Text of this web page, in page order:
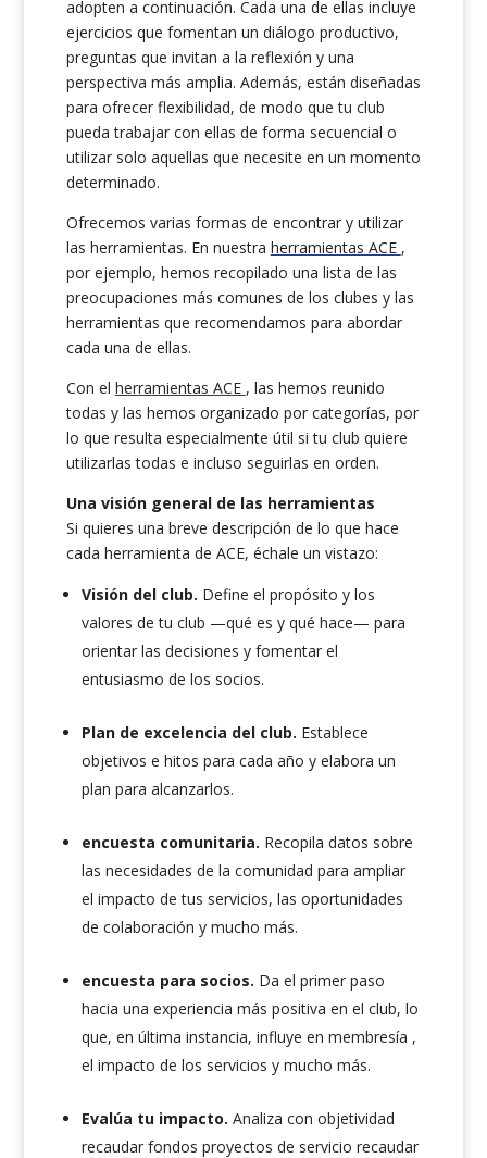
adopten a continuación. Cada una de ellas incluye
ejercicios que fomentan un diálogo productivo,
preguntas que invitan a la reflexión y una
perspectiva más amplia. Además, están diseñadas
para ofrecer flexibilidad, de modo que tu club
pueda trabajar con ellas de forma secuencial o
utilizar solo aquellas que necesite en un momento
determinado.
Ofrecemos varias formas de encontrar y utilizar
las herramientas. En nuestra herramientas ACE ,
por ejemplo, hemos recopilado una lista de las
preocupaciones más comunes de los clubes y las
herramientas que recomendamos para abordar
cada una de ellas.
Con el herramientas ACE , las hemos reunido
todas y las hemos organizado por categorías, por
lo que resulta especialmente útil si tu club quiere
utilizarlas todas e incluso seguirlas en orden.
Una visión general de las herramientas
Si quieres una breve descripción de lo que hace
cada herramienta de ACE, échale un vistazo:
Visión del club. Define el propósito y los
valores de tu club —qué es y qué hace— para
orientar las decisiones y fomentar el
entusiasmo de los socios.
Plan de excelencia del club. Establece
objetivos e hitos para cada año y elabora un
plan para alcanzarlos.
encuesta comunitaria. Recopila datos sobre
las necesidades de la comunidad para ampliar
el impacto de tus servicios, las oportunidades
de colaboración y mucho más.
encuesta para socios. Da el primer paso
hacia una experiencia más positiva en el club, lo
que, en última instancia, influye en membresía ,
el impacto de los servicios y mucho más.
Evalúa tu impacto. Analiza con objetividad
recaudar fondos proyectos de servicio recaudar